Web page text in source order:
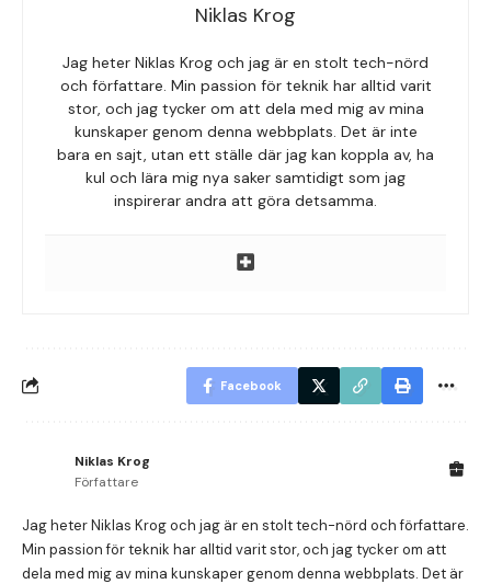
Niklas Krog
Jag heter Niklas Krog och jag är en stolt tech-nörd
och författare. Min passion för teknik har alltid varit
stor, och jag tycker om att dela med mig av mina
kunskaper genom denna webbplats. Det är inte
bara en sajt, utan ett ställe där jag kan koppla av, ha
kul och lära mig nya saker samtidigt som jag
inspirerar andra att göra detsamma.
Facebook
Niklas Krog
Författare
Jag heter Niklas Krog och jag är en stolt tech-nörd och författare.
Min passion för teknik har alltid varit stor, och jag tycker om att
dela med mig av mina kunskaper genom denna webbplats. Det är